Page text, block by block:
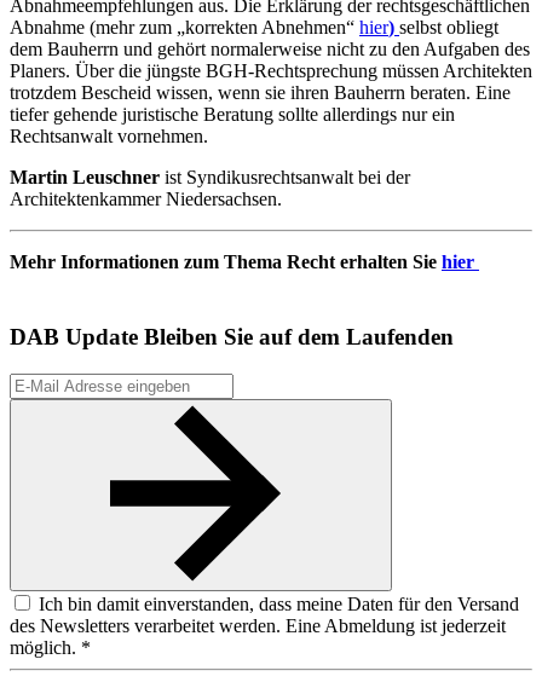
Abnahmeempfehlungen aus. Die Erklärung der rechtsgeschäftlichen
Abnahme (mehr zum „korrekten Abnehmen“ hier) selbst obliegt
dem Bauherrn und gehört normalerweise nicht zu den Aufgaben des
Planers. Über die jüngste BGH-Rechtsprechung müssen Architekten
trotzdem Bescheid wissen, wenn sie ihren Bauherrn beraten. Eine
tiefer gehende juristische Beratung sollte allerdings nur ein
Rechtsanwalt vornehmen.
Martin Leuschner ist Syndikusrechtsanwalt bei der
Architektenkammer Niedersachsen.
Mehr Informationen zum Thema Recht erhalten Sie hier
DAB Update Bleiben Sie auf dem Laufenden
Ich bin damit einverstanden, dass meine Daten für den Versand
des Newsletters verarbeitet werden. Eine Abmeldung ist jederzeit
möglich. *